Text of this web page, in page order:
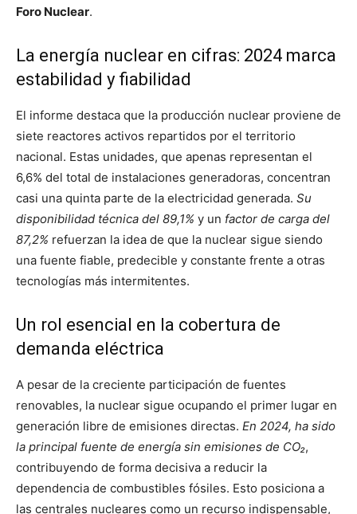
Foro Nuclear.
La energía nuclear en cifras: 2024 marca
estabilidad y fiabilidad
El informe destaca que la producción nuclear proviene de
siete reactores activos repartidos por el territorio
nacional. Estas unidades, que apenas representan el
6,6% del total de instalaciones generadoras, concentran
casi una quinta parte de la electricidad generada. Su
disponibilidad técnica del 89,1% y un factor de carga del
87,2% refuerzan la idea de que la nuclear sigue siendo
una fuente fiable, predecible y constante frente a otras
tecnologías más intermitentes.
Un rol esencial en la cobertura de
demanda eléctrica
A pesar de la creciente participación de fuentes
renovables, la nuclear sigue ocupando el primer lugar en
generación libre de emisiones directas. En 2024, ha sido
la principal fuente de energía sin emisiones de CO₂,
contribuyendo de forma decisiva a reducir la
dependencia de combustibles fósiles. Esto posiciona a
las centrales nucleares como un recurso indispensable,